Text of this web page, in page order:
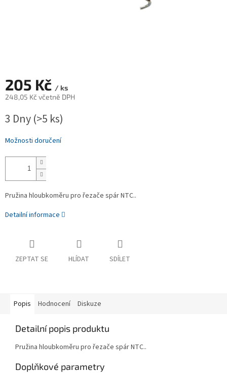
205 Kč / ks
248,05 Kč včetně DPH
cena:
3 Dny(>5 ks)
Možnosti doručení
Pružina hloubkoměru pro řezače spár NTC..
Detailní informace
ZEPTAT SE HLÍDAT SDÍLET
Popis Hodnocení Diskuze
Detailní popis produktu
Pružina hloubkoměru pro řezače spár NTC..
Doplňkové parametry